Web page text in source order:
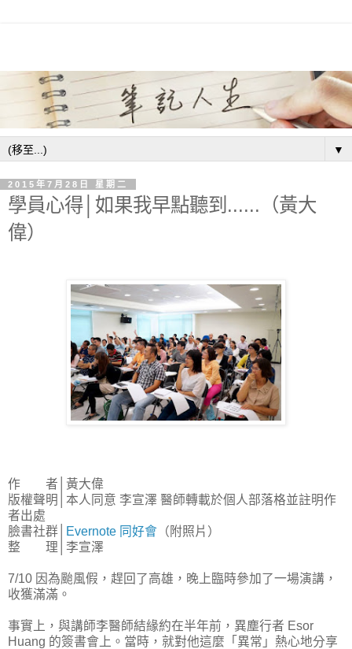
▼
2015年7月28日 星期二
學員心得│如果我早點聽到......（黃大
偉）
作 者│黃大偉
版權聲明│本人同意 李宣澤 醫師轉載於個人部落格並註明作
者出處
臉書社群│
Evernote 同好會 （附照片）
整 理│李宣澤
7/10 因為颱風假，趕回了高雄，晚上臨時參加了一場演講，
收獲滿滿。
事實上，與講師李醫師結緣約在半年前，異塵行者 Esor
Huang 的簽書會上。當時，就對他這麼「異常」熱心地分享